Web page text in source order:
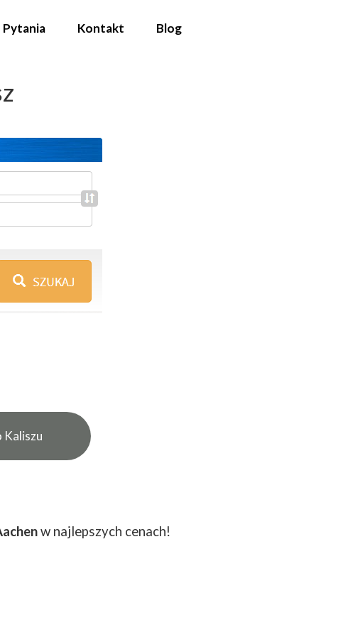
Kaliszu
w najlepszych cenach!
Pytania Kontakt Blog